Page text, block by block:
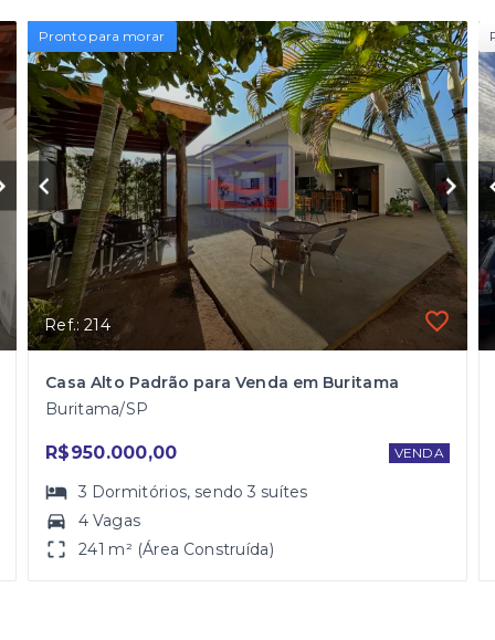
Pronto para morar
Ref.: 214
Casa Alto Padrão para Venda em Buritama
Buritama/SP
R$950.000,00 VENDA
3 Dormitórios, sendo3 suítes
4 Vagas
241 m² (Área Construída)